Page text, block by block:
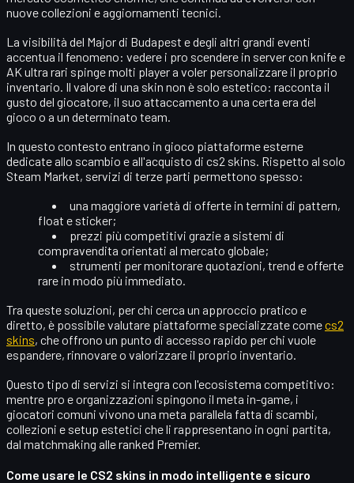
nuove collezioni e aggiornamenti tecnici.
La visibilità del Major di Budapest e degli altri grandi eventi
accentua il fenomeno: vedere i pro scendere in server con knife e
AK ultra rari spinge molti player a voler personalizzare il proprio
inventario. Il valore di una skin non è solo estetico: racconta il
gusto del giocatore, il suo attaccamento a una certa era del
gioco o a un determinato team.
In questo contesto entrano in gioco piattaforme esterne
dedicate allo scambio e all'acquisto di cs2 skins. Rispetto al solo
Steam Market, servizi di terze parti permettono spesso:
una maggiorevarietà di offerte in termini di pattern,
float e sticker;
prezzi più competitivi grazie a sistemi di
compravendita orientati al mercato globale;
strumenti per monitorare quotazioni, trend e offerte
rare in modo più immediato.
Tra queste soluzioni, per chi cerca un approccio pratico e
diretto, è possibile valutare piattaforme specializzate comecs2
skins, che offrono un punto di accesso rapido per chi vuole
espandere, rinnovare o valorizzare il proprio inventario.
Questo tipo di servizi si integra con l'ecosistema competitivo:
mentre pro e organizzazioni spingono il meta in-game, i
giocatori comuni vivono una meta parallela fatta di scambi,
collezioni e setup estetici che li rappresentano in ogni partita,
dal matchmaking alle ranked Premier.
Come usare le CS2 skins in modo intelligente e sicuro